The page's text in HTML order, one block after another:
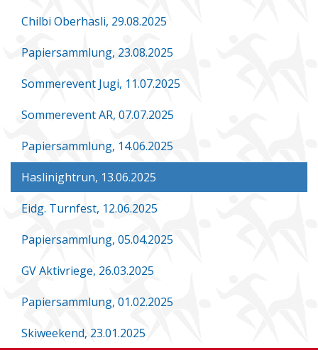
Chilbi Oberhasli, 29.08.2025
Papiersammlung, 23.08.2025
Sommerevent Jugi, 11.07.2025
Sommerevent AR, 07.07.2025
Papiersammlung, 14.06.2025
Haslinightrun, 13.06.2025
Eidg. Turnfest, 12.06.2025
Papiersammlung, 05.04.2025
GV Aktivriege, 26.03.2025
Papiersammlung, 01.02.2025
Skiweekend, 23.01.2025